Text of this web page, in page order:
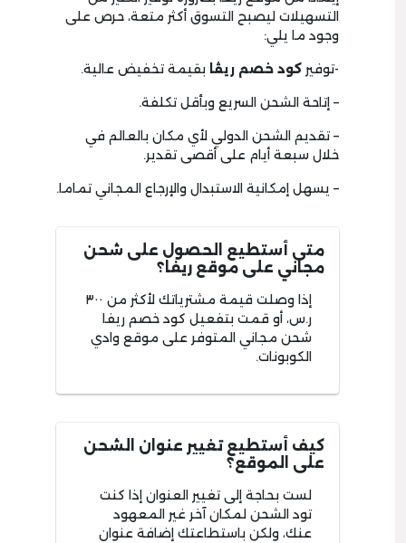
التسهيلات ليصبح التسوق أكثر متعة، حرص على
وجود ما يلي:
-توفير كود خصم ريڤا بقيمة تخفيض عالية.
– إتاحة الشحن السريع وبأقل تكلفة.
– تقديم الشحن الدولي لأي مكان بالعالم في
خلال سبعة أيام على أقصى تقدير.
– يسهل إمكانية الاستبدال والإرجاع المجاني تماما.
متى أستطيع الحصول على شحن
مجاني على موقع ريفا؟
إذا وصلت قيمة مشترياتك لأكثر من ٣٠٠
ر.س، أو قمت بتفعيل كود خصم ريفا
شحن مجاني المتوفر على موقع وادي
الكوبونات.
كيف أستطيع تغيير عنوان الشحن
على الموقع؟
لست بحاجة إلى تغيير العنوان إذا كنت
تود الشحن لمكان آخر غير المعهود
عنك، ولكن باستطاعتك إضافة عنوان